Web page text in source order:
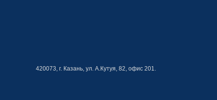
420073, г. Казань, ул. А.Кутуя, 82, офис 201.